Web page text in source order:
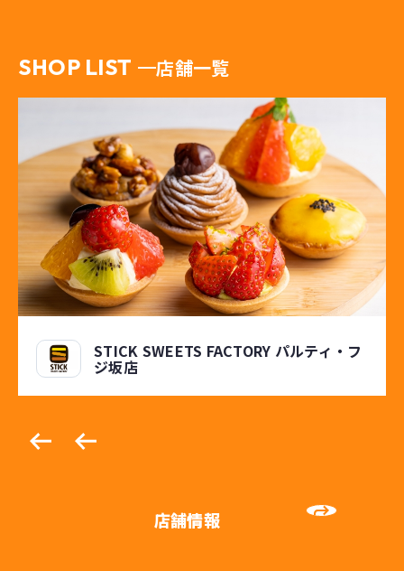
SHOP LIST 店舗一覧
STICK SWEETS FACTORY パルティ・フ
ジ坂店
店舗情報